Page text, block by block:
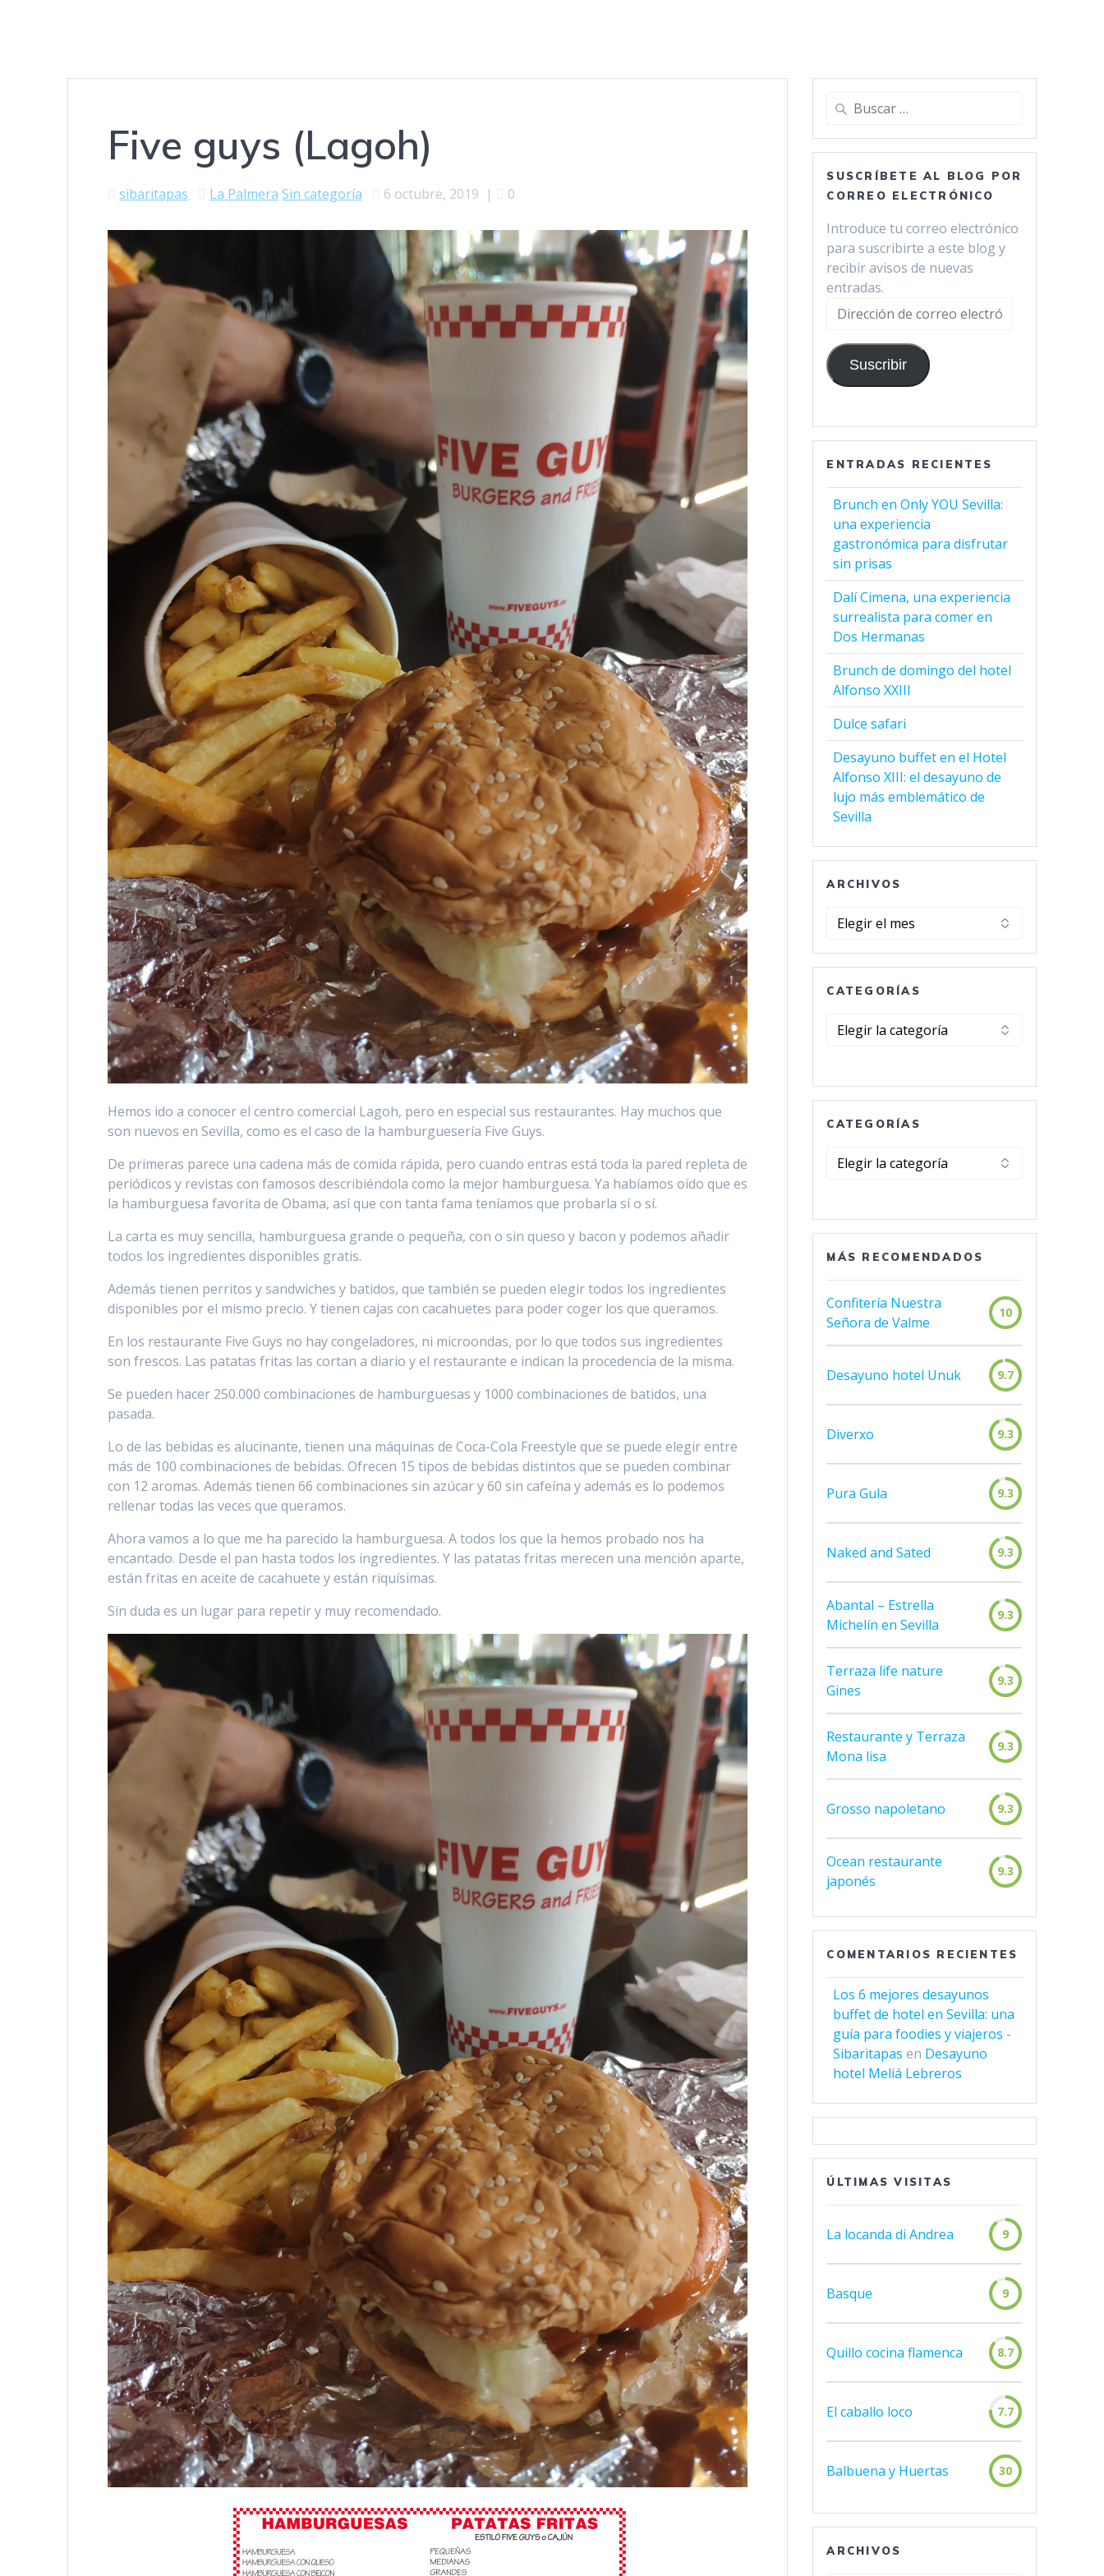
Five guys (Lagoh)
sibaritapas La Palmera Sin categoría 6 octubre, 2019 | 0
Hemos ido a conocer el centro comercial Lagoh, pero en especial sus restaurantes. Hay muchos que
son nuevos en Sevilla, como es el caso de la hamburguesería Five Guys.
De primeras parece una cadena más de comida rápida, pero cuando entras está toda la pared repleta de
periódicos y revistas con famosos describiéndola como la mejor hamburguesa. Ya habíamos oído que es
la hamburguesa favorita de Obama, así que con tanta fama teníamos que probarla sí o sí.
La carta es muy sencilla, hamburguesa grande o pequeña, con o sin queso y bacon y podemos añadir
todos los ingredientes disponibles gratis.
Además tienen perritos y sandwiches y batidos, que también se pueden elegir todos los ingredientes
disponibles por el mismo precio. Y tienen cajas con cacahuetes para poder coger los que queramos.
En los restaurante Five Guys no hay congeladores, ni microondas, por lo que todos sus ingredientes
son frescos. Las patatas fritas las cortan a diario y el restaurante e indican la procedencia de la misma.
Se pueden hacer 250.000 combinaciones de hamburguesas y 1000 combinaciones de batidos, una
pasada.
Lo de las bebidas es alucinante, tienen una máquinas de Coca-Cola Freestyle que se puede elegir entre
más de 100 combinaciones de bebidas. Ofrecen 15 tipos de bebidas distintos que se pueden combinar
con 12 aromas. Además tienen 66 combinaciones sin azúcar y 60 sin cafeína y además es lo podemos
rellenar todas las veces que queramos.
Ahora vamos a lo que me ha parecido la hamburguesa. A todos los que la hemos probado nos ha
encantado. Desde el pan hasta todos los ingredientes. Y las patatas fritas merecen una mención aparte,
están fritas en aceite de cacahuete y están riquísimas.
Sin duda es un lugar para repetir y muy recomendado.
Buscar:
SUSCRÍBETE AL BLOG POR
CORREO ELECTRÓNICO
Introduce tu correo electrónico
para suscribirte a este blog y
recibir avisos de nuevas
entradas.
Dirección
correo
electrónico
Suscribir
ENTRADAS RECIENTES
Brunch en Only YOU Sevilla:
una experiencia
gastronómica para disfrutar
sin prisas
Dalí Cimena, una experiencia
surrealista para comer en
Dos Hermanas
Brunch de domingo del hotel
Alfonso XXIII
Dulce safari
Desayuno buffet en el Hotel
Alfonso XIII: el desayuno de
lujo más emblemático de
Sevilla
ARCHIVOS
Archivos
CATEGORÍAS
Categorías
CATEGORÍAS
Categorías
MÁS RECOMENDADOS
Confitería Nuestra
Señora de Valme
10
Desayuno hotel Unuk 9.7
Diverxo 9.3
Pura Gula 9.3
Naked and Sated 9.3
Abantal – Estrella
Michelín en Sevilla
9.3
Terraza life nature
Gines
9.3
Restaurante y Terraza
Mona lisa
9.3
Grosso napoletano 9.3
Ocean restaurante
japonés
9.3
COMENTARIOS RECIENTES
Los 6 mejores desayunos
buffet de hotel en Sevilla: una
guía para foodies y viajeros -
Sibaritapas en Desayuno
hotel Meliá Lebreros
ÚLTIMAS VISITAS
La locanda di Andrea 9
Basque 9
Quillo cocina flamenca 8.7
El caballo loco 7.7
Balbuena y Huertas 30
ARCHIVOS